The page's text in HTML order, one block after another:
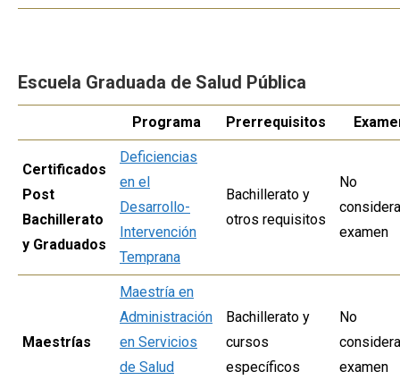
Escuela Graduada de Salud Pública
Programa Prerrequisitos
Certificados
Post
Bachillerato
y Graduados
Deficiencias
en el
Desarrollo-
Intervención
Temprana
Bachillerato y
otros requisitos
No
examen
Maestrías
Maestría en
Administración
en Servicios
de Salud
Bachillerato y
cursos
específicos
No
examen